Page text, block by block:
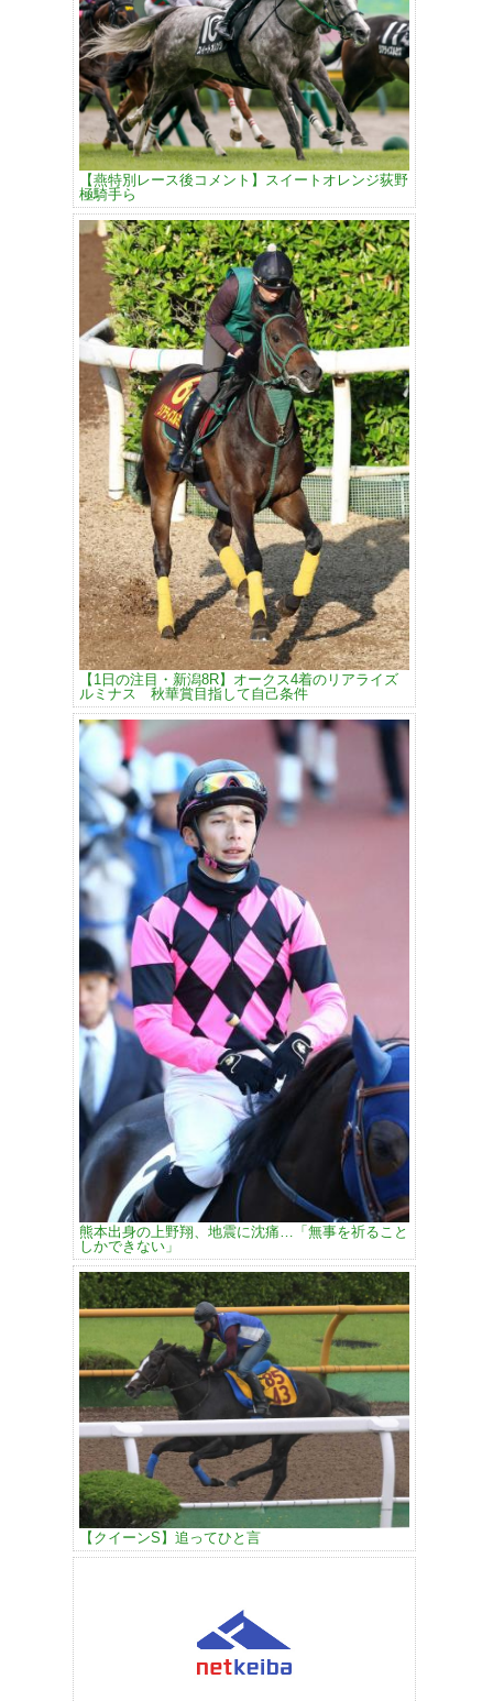
【燕特別レース後コメント】スイートオレンジ荻野
極騎手ら
【1日の注目・新潟8R】オークス4着のリアライズ
ルミナス 秋華賞目指して自己条件
熊本出身の上野翔、地震に沈痛…「無事を祈ること
しかできない」
【クイーンS】追ってひと言